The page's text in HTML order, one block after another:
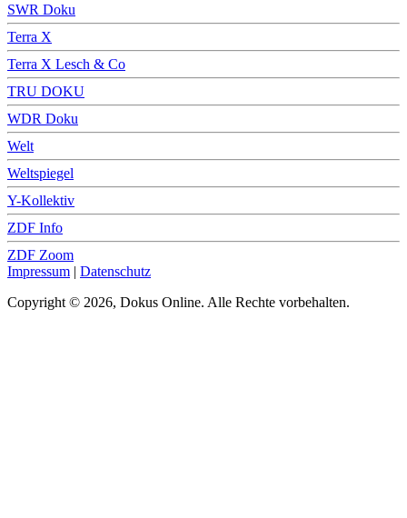
SWR Doku
Terra X
Terra X Lesch & Co
TRU DOKU
WDR Doku
Welt
Weltspiegel
Y-Kollektiv
ZDF Info
ZDF Zoom
Impressum | Datenschutz
Copyright © 2026, Dokus Online. Alle Rechte vorbehalten.